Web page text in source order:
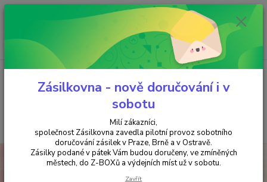
Minimální hodnota objednávky je 200 kč. Při nákupu nad 2000,- Kč je
požadována platba předem na účet.
Menu
+420 737 737 037
(Po-Pá, 9-18 hod.)
za
PRO DĚTI Magická panenka strachu
Zásilkovna - nově doručování i v
sobotu
Milí zákazníci,
společnost Zásilkovna zavedla pilotní provoz sobotního
doručování zásilek v Praze, Brně a v Ostravě.
Zásilky podané v pátek Vám budou doručeny, ve zmíněných
městech, do Z-BOXů a výdejních míst už v sobotu.
Zavřít